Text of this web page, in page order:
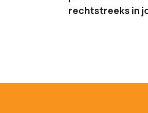
rechtstreeks in